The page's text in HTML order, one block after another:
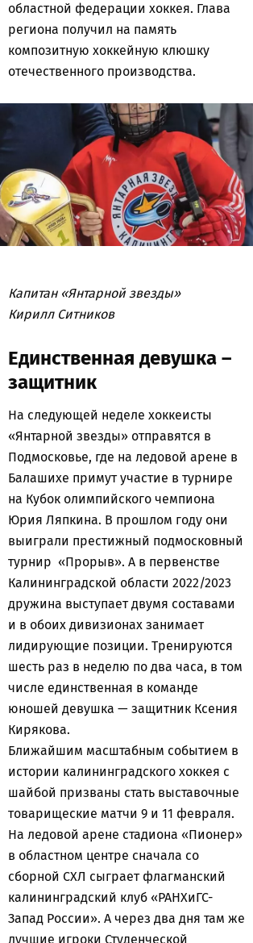
областной федерации хоккея. Глава
региона получил на память
композитную хоккейную клюшку
отечественного производства.
Капитан «Янтарной звезды»
Кирилл Ситников
Единственная девушка –
защитник
На следующей неделе хоккеисты
«Янтарной звезды» отправятся в
Подмосковье, где на ледовой арене в
Балашихе примут участие в турнире
на Кубок олимпийского чемпиона
Юрия Ляпкина. В прошлом году они
выиграли престижный подмосковный
турнир «Прорыв». А в первенстве
Калининградской области 2022/2023
дружина выступает двумя составами
и в обоих дивизионах занимает
лидирующие позиции. Тренируются
шесть раз в неделю по два часа, в том
числе единственная в команде
юношей девушка — защитник Ксения
Кирякова.
Ближайшим масштабным событием в
истории калининградского хоккея с
шайбой призваны стать выставочные
товарищеские матчи 9 и 11 февраля.
На ледовой арене стадиона «Пионер»
в областном центре сначала со
сборной СХЛ сыграет флагманский
калининградский клуб «РАНХиГС-
Запад России». А через два дня там же
лучшие игроки Студенческой